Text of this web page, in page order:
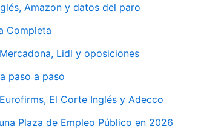
Amazon y datos del paro
Completa
Lidl y oposiciones
paso a paso
El Corte Inglés y Adecco
Plaza de Empleo Público en 2026